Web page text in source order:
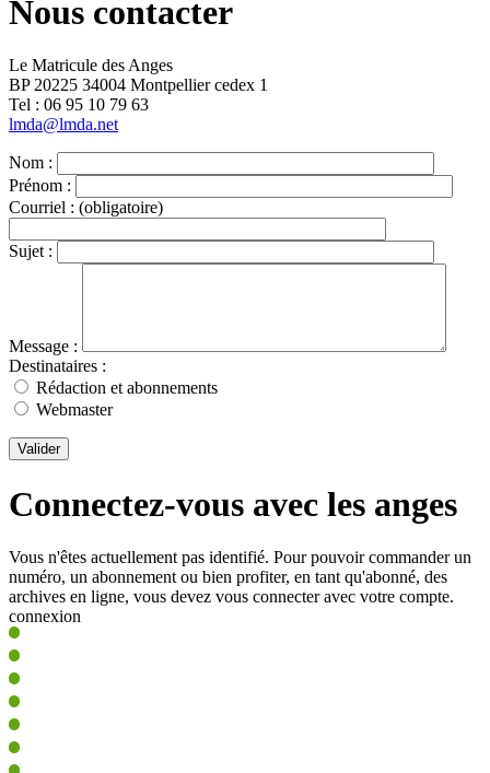
Nous contacter
Le Matricule des Anges
BP 20225 34004 Montpellier cedex 1
Tel : ‭06 95 10 79 63
lmda@lmda.net
Nom :
Prénom :
Courriel : (obligatoire)
Sujet :
Message :
Destinataires :
Rédaction et abonnements
Webmaster
Valider
Connectez-vous avec les anges
Vous n'êtes actuellement pas identifié. Pour pouvoir commander un
numéro, un abonnement ou bien profiter, en tant qu'abonné, des
archives en ligne, vous devez vous connecter avec votre compte.
connexion